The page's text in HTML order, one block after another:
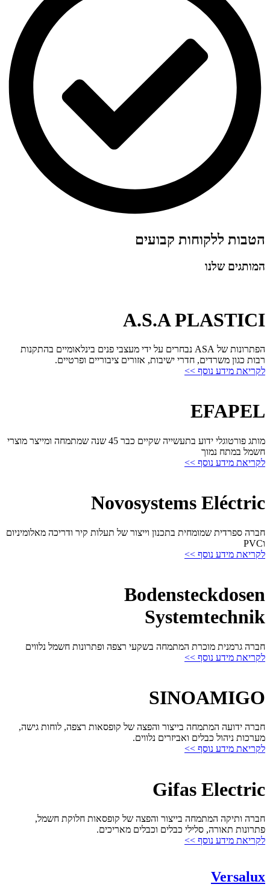
הטבות ללקוחות קבועים
המותגים שלנו
A.S.A PLASTICI
הפתרונות של ASA נבחרים על ידי מעצבי פנים בינלאומיים בהתקנות
רבות כגון משרדים, חדרי ישיבות, אזורים ציבוריים ופרטיים.
לקריאת מידע נוסף >>
EFAPEL
מותג פורטוגלי ידוע בתעשייה שקיים כבר 45 שנה שמתמחה ומייצר מוצרי
חשמל במתח נמוך
לקריאת מידע נוסף >>
Novosystems Eléctric
חברה ספרדית שמומחית בתכנון וייצור של תעלות קיר ודריכה מאלומיניום
וPVC
לקריאת מידע נוסף >>
Bodensteckdosen
Systemtechnik
חברה גרמנית מוכרת המתמחה בשקעי רצפה ופתרונות חשמל נלווים
לקריאת מידע נוסף >>
SINOAMIGO
חברה ידועה המתמחה בייצור והפצה של קופסאות רצפה, לוחות גישה,
מערכות ניהול כבלים ואביזרים נלווים.
לקריאת מידע נוסף >>
Gifas Electric
חברה ותיקה המתמחה בייצור והפצה של קופסאות חלוקת חשמל,
פתרונות תאורה, סלילי כבלים וכבלים מאריכים.
לקריאת מידע נוסף >>
Versalux